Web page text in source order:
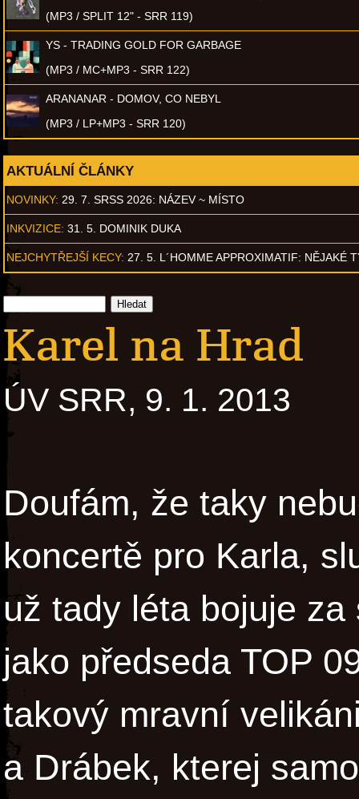
(MP3 / SPLIT 12" - SRR 119)
YS - TRADING GOLD FOR GARBAGE
(MP3 / MC+MP3 - SRR 122)
ARANANAR - DOMOV, CO NEBYL
(MP3 / LP+MP3 - SRR 120)
AKTUÁLNÍ ČLÁNKY
NOVINKY: 29. 7. SRSS 2026: NÁZEV ~ MÍSTO
INKVIZICE: 31. 5. DOMINIK DUKA
NEJCHYTŘEJŠÍ KECY: 27. 5. L´HOMME APPROXIMATIF: NĚJAKÉ
Karel na Hrad
ÚV SRR, 9. 1. 2013
Doufám, že taky
koncertě pro Karla,
už tady léta bojuje
jako předseda TOP
takový mravní
a Drábek, kterej